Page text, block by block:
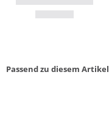
Passend zu diesem Artikel